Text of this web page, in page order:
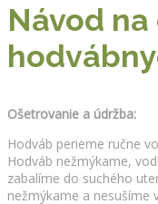
Návod
Ošetrovanie a údržba:
Hodváb perieme ručne
Hodváb nežmýkame,
zabalíme do suchého
nežmýkame a nesušíme